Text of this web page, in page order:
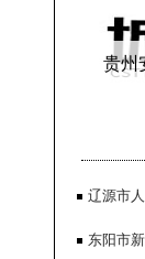
贵州
辽源市
东阳市